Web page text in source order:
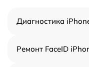
Диагностика
Ремонт FaceID